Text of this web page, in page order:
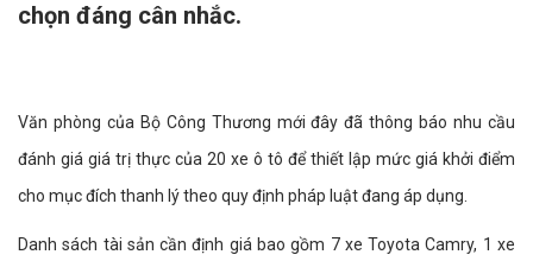
chọn đáng cân nhắc.
Văn phòng của Bộ Công Thương mới đây đã thông báo nhu cầu
đánh giá giá trị thực của 20 xe ô tô để thiết lập mức giá khởi điểm
cho mục đích thanh lý theo quy định pháp luật đang áp dụng.
Danh sách tài sản cần định giá bao gồm 7 xe Toyota Camry, 1 xe